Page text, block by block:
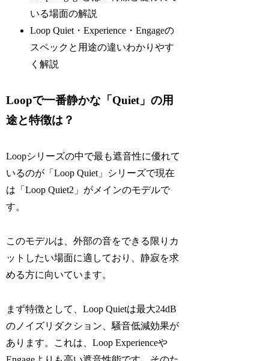
いる場面の解説
Loop Quiet・Experience・Engageの
スペックと用途の違いわかりやす
く解説
Loopで一番静かな「Quiet」の用
途と特徴は？
Loopシリーズの中で最も遮音性に優れて
いるのが「Loop Quiet」シリーズで現在
は「Loop Quiet2」がメインのモデルで
す。
このモデルは、外部の音をできる限りカ
ットしたい場面に適しており、静寂を求
める方に向いています。
まず特徴として、Loop Quietは最大24dB
のノイズリダクション、騒音低減効果が
あります。これは、Loop Experienceや